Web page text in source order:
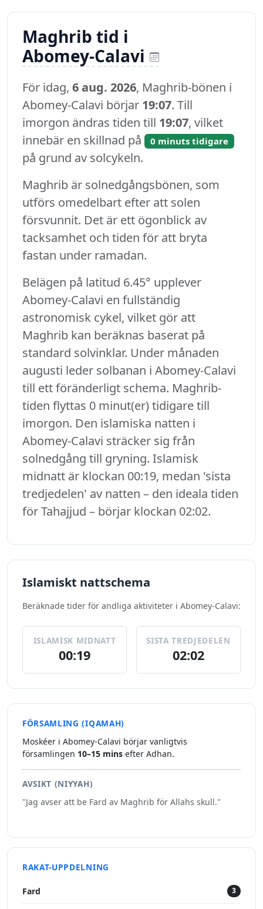
Maghrib tid i
Abomey-Calavi
För idag, 6 aug. 2026, Maghrib-bönen i
Abomey-Calavi börjar 19:07. Till
imorgon ändras tiden till 19:07, vilket
innebär en skillnad på
0 minuts tidigare
på grund av solcykeln.
Maghrib är solnedgångsbönen, som
utförs omedelbart efter att solen
försvunnit. Det är ett ögonblick av
tacksamhet och tiden för att bryta
fastan under ramadan.
Belägen på latitud 6.45° upplever
Abomey-Calavi en fullständig
astronomisk cykel, vilket gör att
Maghrib kan beräknas baserat på
standard solvinklar. Under månaden
augusti leder solbanan i Abomey-Calavi
till ett föränderligt schema. Maghrib-
tiden flyttas 0 minut(er) tidigare till
imorgon. Den islamiska natten i
Abomey-Calavi sträcker sig från
solnedgång till gryning. Islamisk
midnatt är klockan 00:19, medan 'sista
tredjedelen' av natten – den ideala tiden
för Tahajjud – börjar klockan 02:02.
Islamiskt nattschema
Beräknade tider för andliga aktiviteter i Abomey-Calavi:
ISLAMISK MIDNATT
00:19
SISTA TREDJEDELEN
02:02
FÖRSAMLING (IQAMAH)
Moskéer i Abomey-Calavi börjar vanligtvis
församlingen 10–15 mins efter Adhan.
AVSIKT (NIYYAH)
"Jag avser att be Fard av Maghrib för Allahs skull."
RAKAT-UPPDELNING
Fard 3